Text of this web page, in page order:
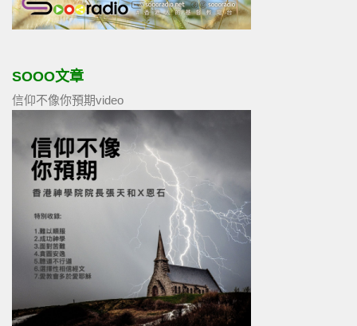
SOOO文章
信仰不像你預期video